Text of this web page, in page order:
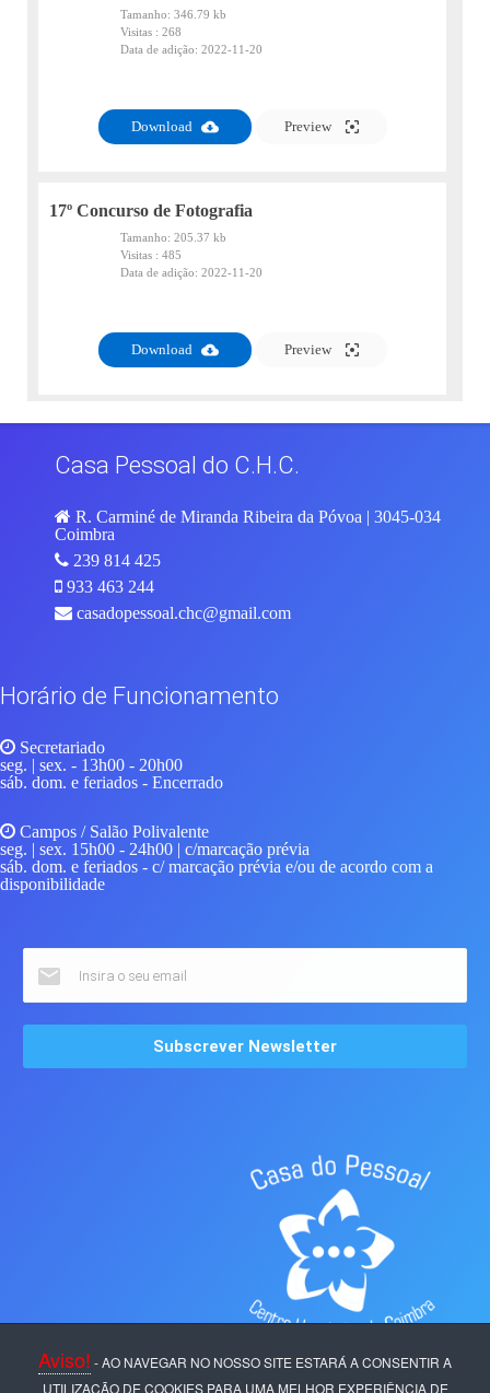
Tamanho: 346.79 kb
Visitas : 268
Data de adição: 2022-11-20
Download Preview
17º Concurso de Fotografia
Tamanho: 205.37 kb
Visitas : 485
Data de adição: 2022-11-20
Download Preview
Casa Pessoal do C.H.C.
R. Carminé de Miranda Ribeira da Póvoa | 3045-034
Coimbra
239 814 425
933 463 244
casadopessoal.chc@gmail.com
Horário de Funcionamento
Secretariado
seg. | sex. - 13h00 - 20h00
sáb. dom. e feriados - Encerrado
Campos / Salão Polivalente
seg. | sex. 15h00 - 24h00 | c/marcação prévia
sáb. dom. e feriados - c/ marcação prévia e/ou de acordo com a
disponibilidade
Aviso! - AO NAVEGAR NO NOSSO SITE ESTARÁ A CONSENTIR A
UTILIZAÇÃO DE COOKIES PARA UMA MELHOR EXPERIÊNCIA DE